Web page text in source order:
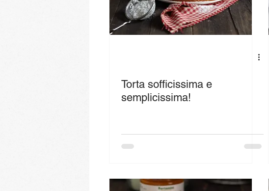
Piatti unici Vegetariane
Torta sofficissima e
semplicissima!